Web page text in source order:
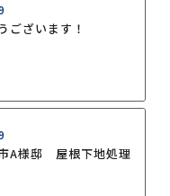
ございます！
A様邸 屋根下地処理